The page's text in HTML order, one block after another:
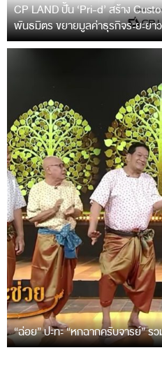
CP LAND ปั้น ‘Pri-d’ สร้าง
พันธมิตร ขยายมูลค่าธุรกิจระยะยาว
“ฉ่อย” ปะทะ “หกฉากครับจารย์” ร